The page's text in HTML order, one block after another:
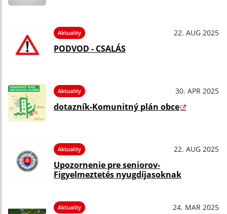
Aktuality 22. AUG 2025
PODVOD - CSALÁS
Aktuality 30. APR 2025
dotazník-Komunitný plán obce
Aktuality 22. AUG 2025
Upozornenie pre seniorov-
Figyelmeztetés nyugdíjasoknak
Aktuality 24. MAR 2025